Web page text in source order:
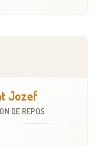
Jozef
DE REPOS